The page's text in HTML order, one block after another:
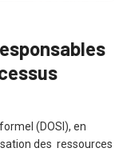
(DOSI), en
des ressources